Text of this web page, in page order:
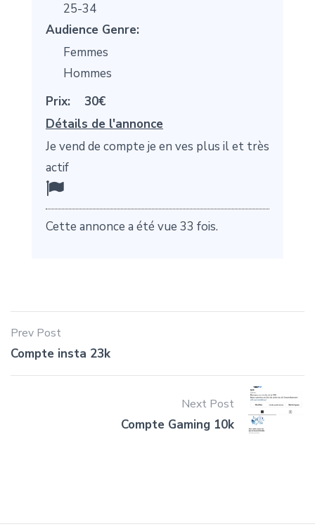
25-34
Audience Genre:
Femmes
Hommes
Prix:
30€
Détails de l'annonce
Je vend de compte je en ves plus il et très
actif
Cette annonce a été vue 33 fois.
Prev Post
Compte insta 23k
Next Post
Compte Gaming 10k